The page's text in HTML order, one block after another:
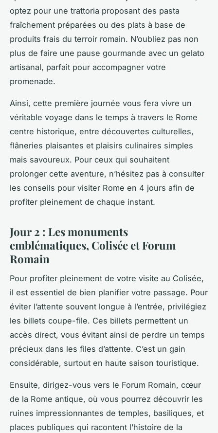
optez pour une trattoria proposant des pasta
fraîchement préparées ou des plats à base de
produits frais du terroir romain. N’oubliez pas non
plus de faire une pause gourmande avec un gelato
artisanal, parfait pour accompagner votre
promenade.
Ainsi, cette première journée vous fera vivre un
véritable voyage dans le temps à travers le Rome
centre historique, entre découvertes culturelles,
flâneries plaisantes et plaisirs culinaires simples
mais savoureux. Pour ceux qui souhaitent
prolonger cette aventure, n’hésitez pas à consulter
les conseils pour visiter Rome en 4 jours afin de
profiter pleinement de chaque instant.
Jour 2 : Les monuments
emblématiques, Colisée et Forum
Romain
Pour profiter pleinement de votre visite au Colisée,
il est essentiel de bien planifier votre passage. Pour
éviter l’attente souvent longue à l’entrée, privilégiez
les billets coupe-file. Ces billets permettent un
accès direct, vous évitant ainsi de perdre un temps
précieux dans les files d’attente. C’est un gain
considérable, surtout en haute saison touristique.
Ensuite, dirigez-vous vers le Forum Romain, cœur
de la Rome antique, où vous pourrez découvrir les
ruines impressionnantes de temples, basiliques, et
places publiques qui racontent l’histoire de la